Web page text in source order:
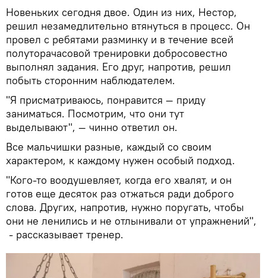
Новеньких сегодня двое. Один из них, Нестор,
решил незамедлительно втянуться в процесс. Он
провел с ребятами разминку и в течение всей
полуторачасовой тренировки добросовестно
выполнял задания. Его друг, напротив, решил
побыть сторонним наблюдателем.
"Я присматриваюсь, понравится — приду
заниматься. Посмотрим, что они тут
выделывают", — чинно ответил он.
Все мальчишки разные, каждый со своим
характером, к каждому нужен особый подход.
"Кого-то воодушевляет, когда его хвалят, и он
готов еще десяток раз отжаться ради доброго
слова. Других, напротив, нужно поругать, чтобы
они не ленились и не отлынивали от упражнений",
- рассказывает тренер.